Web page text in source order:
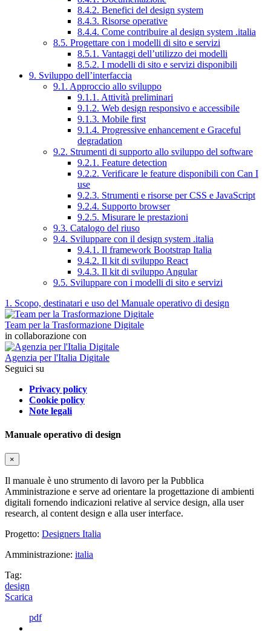
8.4.2. Benefici del design system
8.4.3. Risorse operative
8.4.4. Come contribuire al design system .italia
8.5. Progettare con i modelli di sito e servizi
8.5.1. Vantaggi dell’utilizzo dei modelli
8.5.2. I modelli di sito e servizi disponibili
9. Sviluppo dell’interfaccia
9.1. Approccio allo sviluppo
9.1.1. Attività preliminari
9.1.2. Web design responsivo e accessibile
9.1.3. Mobile first
9.1.4. Progressive enhancement e Graceful
degradation
9.2. Strumenti di supporto allo sviluppo del software
9.2.1. Feature detection
9.2.2. Verificare le feature disponibili con Can I
use
9.2.3. Strumenti e risorse per CSS e JavaScript
9.2.4. Supporto browser
9.2.5. Misurare le prestazioni
9.3. Catalogo del riuso
9.4. Sviluppare con il design system .italia
9.4.1. Il framework Bootstrap Italia
9.4.2. Il kit di sviluppo React
9.4.3. Il kit di sviluppo Angular
9.5. Sviluppare con i modelli di sito e servizi
1. Scopo, destinatari e uso del Manuale operativo di design
Team per la Trasformazione Digitale
in collaborazione con
Agenzia per l'Italia Digitale
Seguici su
Privacy policy
Cookie policy
Note legali
Manuale operativo di design
×
Il manuale è uno strumento di lavoro per la Pubblica
Amministrazione e serve ad orientare la progettazione di ambienti
digitali fornendo indicazioni relative al service design, alla user
research, al content design e alla user interface.
Progetto: Designers Italia
Amministrazione: italia
Tag:
design
Scarica
pdf